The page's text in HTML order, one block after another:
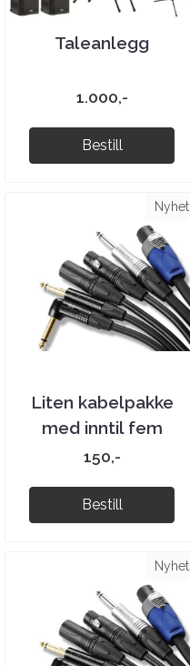
Taleanlegg
1.000,-
Bestill
Nyhet
Liten kabelpakke
med inntil fem
kabler
150,-
Bestill
Nyhet